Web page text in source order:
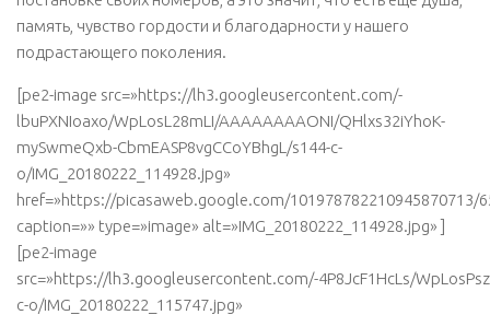
память, чувство гордости и благодарности у нашего
подрастающего поколения.
[pe2-image src=»https://lh3.googleusercontent.com/-
lbuPXNIoaxo/WpLosL28mLI/AAAAAAAAONI/QHlxs32iYhoK-
mySwmeQxb-CbmEASP8vgCCoYBhgL/s144-c-
o/IMG_20180222_114928.jpg»
href=»https://picasaweb.google.com/101978782210945870713/
caption=»» type=»image» alt=»IMG_20180222_114928.jpg» ]
[pe2-image
src=»https://lh3.googleusercontent.com/-4P8JcF1HcLs/
c-o/IMG_20180222_115747.jpg»